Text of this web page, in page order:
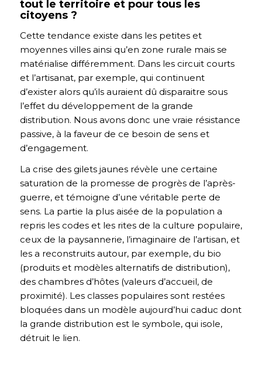
tout le territoire et pour tous les
citoyens ?
Cette tendance existe dans les petites et
moyennes villes ainsi qu’en zone rurale mais se
matérialise différemment. Dans les circuit courts
et l’artisanat, par exemple, qui continuent
d’exister alors qu’ils auraient dû disparaitre sous
l’effet du développement de la grande
distribution. Nous avons donc une vraie résistance
passive, à la faveur de ce besoin de sens et
d’engagement.
La crise des gilets jaunes révèle une certaine
saturation de la promesse de progrès de l’après-
guerre, et témoigne d’une véritable perte de
sens. La partie la plus aisée de la population a
repris les codes et les rites de la culture populaire,
ceux de la paysannerie, l’imaginaire de l’artisan, et
les a reconstruits autour, par exemple, du bio
(produits et modèles alternatifs de distribution),
des chambres d’hôtes (valeurs d’accueil, de
proximité). Les classes populaires sont restées
bloquées dans un modèle aujourd’hui caduc dont
la grande distribution est le symbole, qui isole,
détruit le lien.